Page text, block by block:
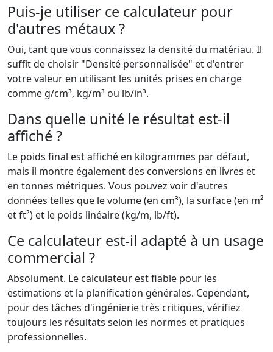
Puis-je utiliser ce calculateur pour
d'autres métaux ?
Oui, tant que vous connaissez la densité du matériau. Il
suffit de choisir "Densité personnalisée" et d'entrer
votre valeur en utilisant les unités prises en charge
comme g/cm³, kg/m³ ou lb/in³.
Dans quelle unité le résultat est-il
affiché ?
Le poids final est affiché en kilogrammes par défaut,
mais il montre également des conversions en livres et
en tonnes métriques. Vous pouvez voir d'autres
données telles que le volume (en cm³), la surface (en m²
et ft²) et le poids linéaire (kg/m, lb/ft).
Ce calculateur est-il adapté à un usage
commercial ?
Absolument. Le calculateur est fiable pour les
estimations et la planification générales. Cependant,
pour des tâches d'ingénierie très critiques, vérifiez
toujours les résultats selon les normes et pratiques
professionnelles.